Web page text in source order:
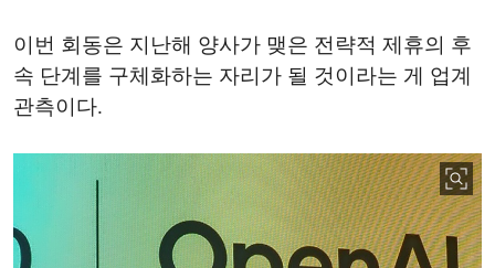
이번 회동은 지난해 양사가 맺은 전략적 제휴의 후
속 단계를 구체화하는 자리가 될 것이라는 게 업계
관측이다.